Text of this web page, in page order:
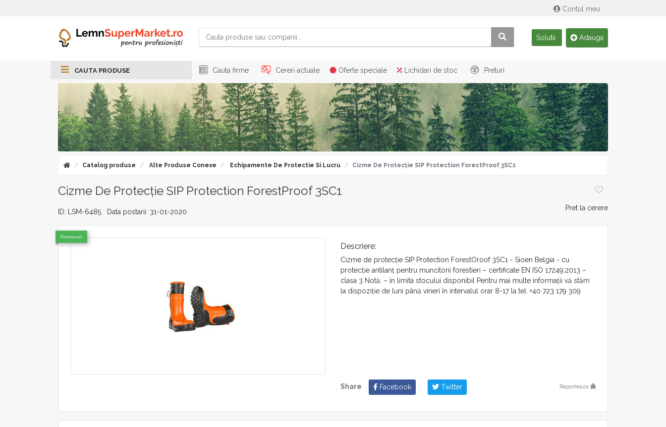
Contul meu
Solutii Adauga
CAUTA PRODUSE Cauta firme Cereri actuale Oferte speciale Lichidari de stoc Preturi
Catalog produse Alte Produse Conexe Echipamente De Protectie Si Lucru Cizme De Protecție SIP Protection ForestProof 3SC1
Cizme De Protecție SIP Protection ForestProof 3SC1
ID: LSM-6485 Data postarii: 31-01-2020 Pret la cerere
Promovat
Descriere:
Cizme de protecție SIP Protection ForestOroof 3SC1 - Sioen Belgia - cu
protecție antilanț pentru muncitorii forestieri – certificate EN ISO 17249:2013 –
clasa 3 Notă: – în limita stocului disponibil Pentru mai multe informații vă stăm
la dispoziție de luni până vineri în intervalul orar 8-17 la tel. +40 723 179 309
Share Facebook Twitter Raporteaza